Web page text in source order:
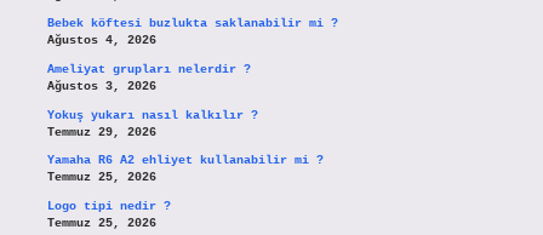
Bebek köftesi buzlukta saklanabilir mi ?
Ağustos 4, 2026
Ameliyat grupları nelerdir ?
Ağustos 3, 2026
Yokuş yukarı nasıl kalkılır ?
Temmuz 29, 2026
Yamaha R6 A2 ehliyet kullanabilir mi ?
Temmuz 25, 2026
Logo tipi nedir ?
Temmuz 25, 2026